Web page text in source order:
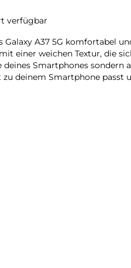
verfügbar
Galaxy A37 5G komfortabel
einer weichen Textur, die
Smartphones sondern
zu deinem Smartphone passt